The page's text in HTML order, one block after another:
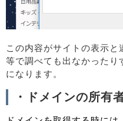
この内容がサイトの表示
等で調べても出なかったり
になります。
・ドメインの所有